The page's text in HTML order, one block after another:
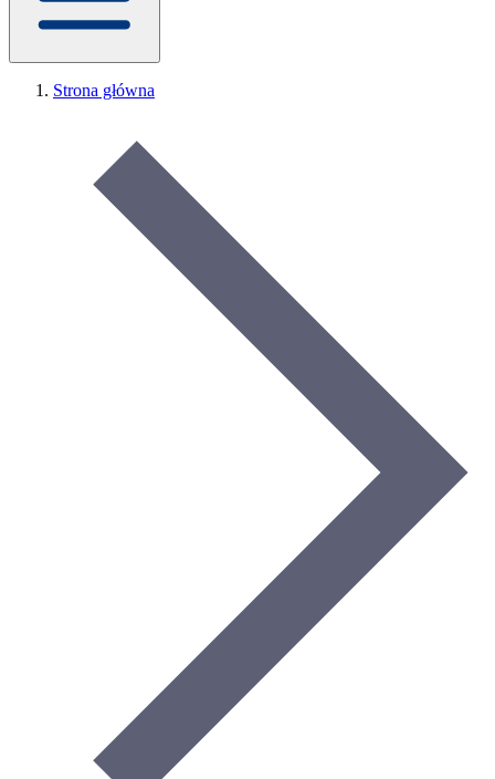
Strona główna